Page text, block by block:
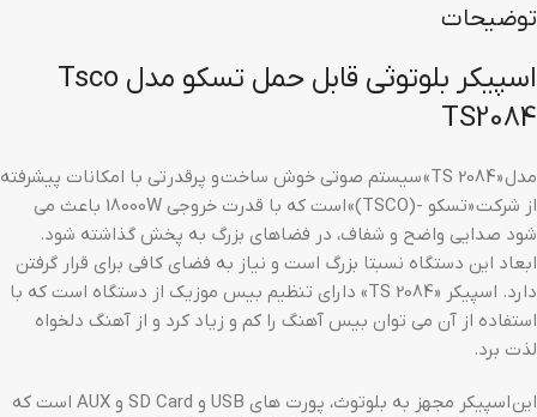
توضیحات
اسپیکر بلوتوثی قابل حمل تسکو مدل Tsco
TS2084
مدل «TS 2084» سیستم صوتی خوش ‌ساخت و پرقدرتی با امکانات پیشرفته
از شرکت «تسکو -(TSCO)» است که با قدرت‌ خروجی 18000W باعث می
شود صدایی واضح و شفاف، در فضاهای بزرگ به پخش گذاشته شود.
ابعاد این دستگاه نسبتا بزرگ است و نیاز به فضای کافی برای قرار گرفتن
دارد. اسپیکر «TS 2084» دارای تنظیم بیس موزیک از دستگاه است که با
استفاده از آن می توان بیس آهنگ را کم و زیاد کرد و از آهنگ دلخواه
لذت برد.
این اسپیکر مجهز به بلوتوث، پورت های USB و SD Card و AUX است که